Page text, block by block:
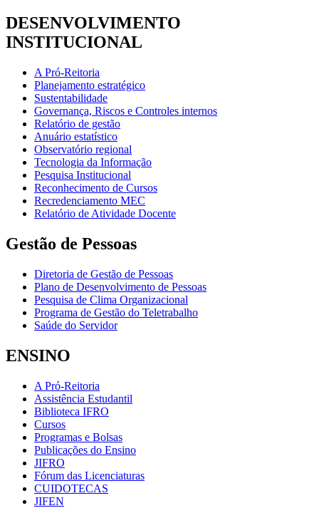
DESENVOLVIMENTO
INSTITUCIONAL
A Pró-Reitoria
Planejamento estratégico
Sustentabilidade
Governança, Riscos e Controles internos
Relatório de gestão
Anuário estatístico
Observatório regional
Tecnologia da Informação
Pesquisa Institucional
Reconhecimento de Cursos
Recredenciamento MEC
Relatório de Atividade Docente
Gestão de Pessoas
Diretoria de Gestão de Pessoas
Plano de Desenvolvimento de Pessoas
Pesquisa de Clima Organizacional
Programa de Gestão do Teletrabalho
Saúde do Servidor
ENSINO
A Pró-Reitoria
Assistência Estudantil
Biblioteca IFRO
Cursos
Programas e Bolsas
Publicações do Ensino
JIFRO
Fórum das Licenciaturas
CUIDOTECAS
JIFEN